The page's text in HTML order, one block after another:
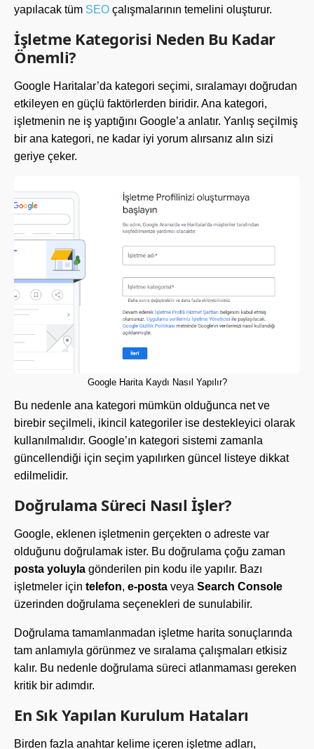
yapılacak tüm SEO çalışmalarının temelini oluşturur.
İşletme Kategorisi Neden Bu Kadar
Önemli?
Google Haritalar’da kategori seçimi, sıralamayı doğrudan
etkileyen en güçlü faktörlerden biridir. Ana kategori,
işletmenin ne iş yaptığını Google’a anlatır. Yanlış seçilmiş
bir ana kategori, ne kadar iyi yorum alırsanız alın sizi
geriye çeker.
Google Harita Kaydı Nasıl Yapılır?
Bu nedenle ana kategori mümkün olduğunca net ve
birebir seçilmeli, ikincil kategoriler ise destekleyici olarak
kullanılmalıdır. Google’ın kategori sistemi zamanla
güncellendiği için seçim yapılırken güncel listeye dikkat
edilmelidir.
Doğrulama Süreci Nasıl İşler?
Google, eklenen işletmenin gerçekten o adreste var
olduğunu doğrulamak ister. Bu doğrulama çoğu zaman
posta yoluyla gönderilen pin kodu ile yapılır. Bazı
işletmeler için telefon, e-posta veya Search Console
üzerinden doğrulama seçenekleri de sunulabilir.
Doğrulama tamamlanmadan işletme harita sonuçlarında
tam anlamıyla görünmez ve sıralama çalışmaları etkisiz
kalır. Bu nedenle doğrulama süreci atlanmaması gereken
kritik bir adımdır.
En Sık Yapılan Kurulum Hataları
Birden fazla anahtar kelime içeren işletme adları,